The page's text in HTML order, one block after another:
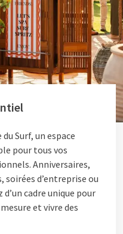
Surf, un espace
pour tous vos
Anniversaires,
d’entreprise ou
cadre unique pour
et vivre des